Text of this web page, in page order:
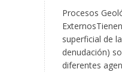
Procesos
superficial de
denudación)
diferentes